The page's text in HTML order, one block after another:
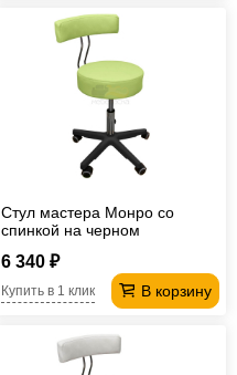
Стул мастера Монро со
спинкой на черном
зеленый
6 340 ₽
В корзину
Купить в 1 клик